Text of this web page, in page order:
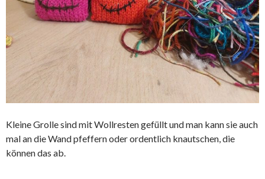
Kleine Grolle sind mit Wollresten gefüllt und man kann sie auch
mal an die Wand pfeffern oder ordentlich knautschen, die
können das ab.